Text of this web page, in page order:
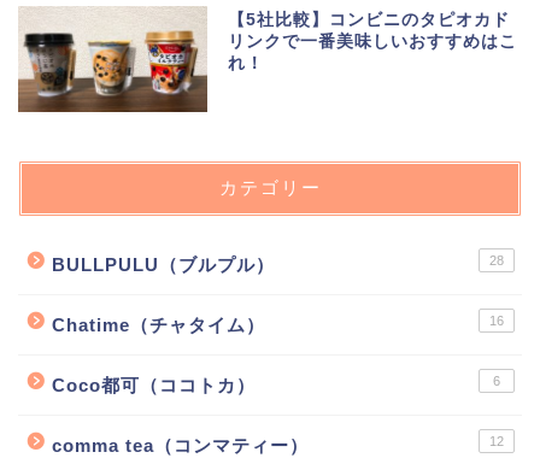
【5社比較】コンビニのタピオカド
リンクで一番美味しいおすすめはこ
れ！
カテゴリー
BULLPULU（ブルプル） 28
Chatime（チャタイム） 16
Coco都可（ココトカ） 6
comma tea（コンマティー） 12